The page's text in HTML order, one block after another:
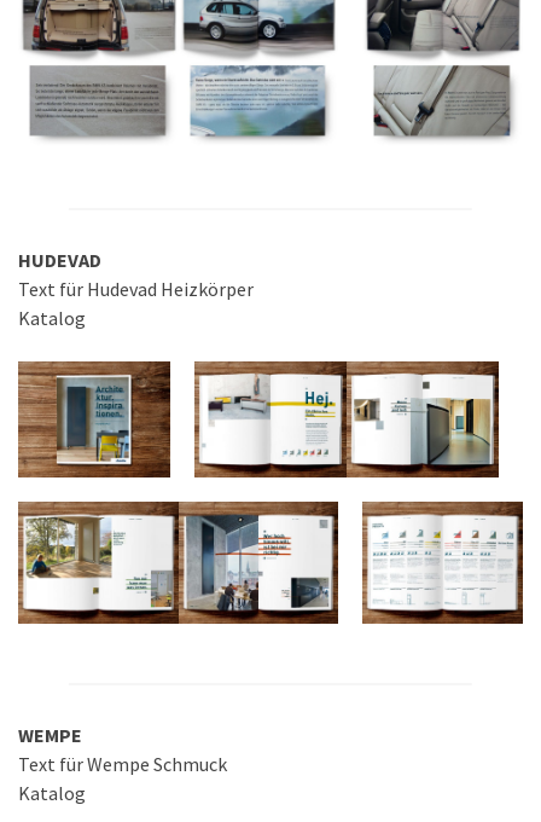
HUDEVAD
Text für Hudevad Heizkörper
Katalog
WEMPE
Text für Wempe Schmuck
Katalog